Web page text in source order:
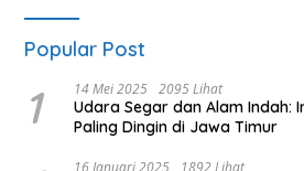
Popular Post
1 14 Mei 2025 2095 Lihat
Udara Segar dan Alam Indah:
Paling Dingin di Jawa Timur
16 Januari 2025 1892 Lihat